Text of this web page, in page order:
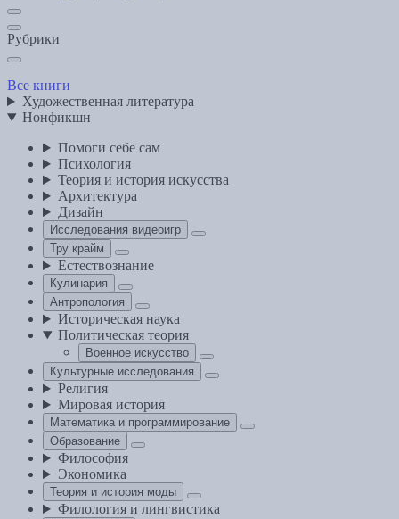
Рубрики
Все книги
Художественная литература
Нонфикшн
Помоги себе сам
Психология
Теория и история искусства
Архитектура
Дизайн
Исследования видеоигр
Тру крайм
Естествознание
Кулинария
Антропология
Историческая наука
Политическая теория
Военное искусство
Культурные исследования
Религия
Мировая история
Математика и программирование
Образование
Философия
Экономика
Теория и история моды
Филология и лингвистика